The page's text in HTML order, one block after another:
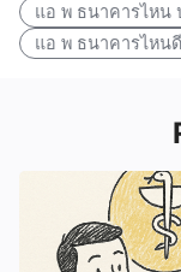
แอ พ ธนาคารไหน
แอ พ ธนาคารไหน